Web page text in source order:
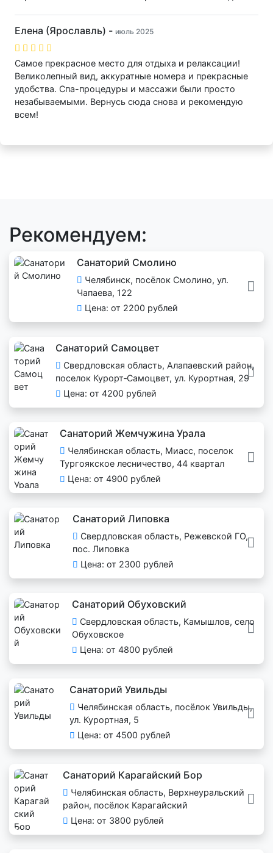
Елена (Ярославль) - июль 2025
Самое прекрасное место для отдыха и релаксации!
Великолепный вид, аккуратные номера и прекрасные
удобства. Спа-процедуры и массажи были просто
незабываемыми. Вернусь сюда снова и рекомендую
всем!
Рекомендуем:
Санаторий Смолино
Челябинск, посёлок Смолино, ул.
Чапаева, 122
Цена: от 2200 рублей
Санаторий Самоцвет
Свердловская область, Алапаевский район,
поселок Курорт‑Самоцвет, ул. Курортная, 29
Цена: от 4200 рублей
Санаторий Жемчужина Урала
Челябинская область, Миасс, поселок
Тургоякское лесничество, 44 квартал
Цена: от 4900 рублей
Санаторий Липовка
Свердловская область, Режевской ГО,
пос. Липовка
Цена: от 2300 рублей
Санаторий Обуховский
Свердловская область, Камышлов, село
Обуховское
Цена: от 4800 рублей
Санаторий Увильды
Челябинская область, посёлок Увильды,
ул. Курортная, 5
Цена: от 4500 рублей
Санаторий Карагайский Бор
Челябинская область, Верхнеуральский
район, посёлок Карагайский
Цена: от 3800 рублей